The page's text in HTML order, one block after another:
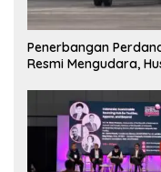
Penerbangan
Resmi Mengudara,